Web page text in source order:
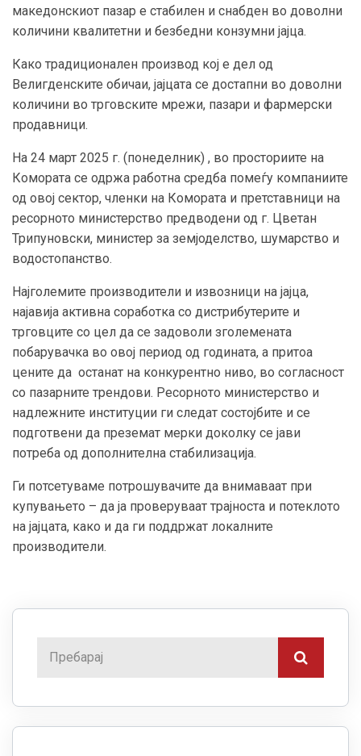
македонскиот пазар е стабилен и снабден во доволни
количини квалитетни и безбедни конзумни јајца.
Како традиционален производ кој е дел од
Велигденските обичаи, јајцата се достапни во доволни
количини во трговските мрежи, пазари и фармерски
продавници.
На 24 март 2025 г. (понеделник) , во просториите на
Комората се одржа работна средба помеѓу компаниите
од овој сектор, членки на Комората и претставници на
ресорното министерство предводени од г. Цветан
Трипуновски, министер за земјоделство, шумарство и
водостопанство.
Најголемите производители и извозници на јајца,
најавија активна соработка со дистрибутерите и
трговците со цел да се задоволи зголемената
побарувачка во овој период од годината, а притоа
цените да останат на конкурентно ниво, во согласност
со пазарните трендови. Ресорното министерство и
надлежните институции ги следат состојбите и се
подготвени да преземат мерки доколку се јави
потреба од дополнителна стабилизација.
Ги потсетуваме потрошувачите да внимаваат при
купувањето – да ја проверуваат трајноста и потеклото
на јајцата, како и да ги поддржат локалните
производители.